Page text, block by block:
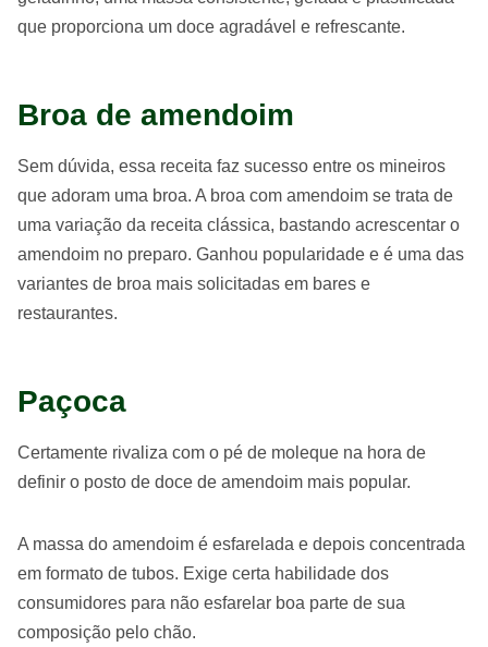
que proporciona um doce agradável e refrescante.
Broa de amendoim
Sem dúvida, essa receita faz sucesso entre os mineiros
que adoram uma broa. A broa com amendoim se trata de
uma variação da receita clássica, bastando acrescentar o
amendoim no preparo. Ganhou popularidade e é uma das
variantes de broa mais solicitadas em bares e
restaurantes.
Paçoca
Certamente rivaliza com o pé de moleque na hora de
definir o posto de doce de amendoim mais popular.
A massa do amendoim é esfarelada e depois concentrada
em formato de tubos. Exige certa habilidade dos
consumidores para não esfarelar boa parte de sua
composição pelo chão.